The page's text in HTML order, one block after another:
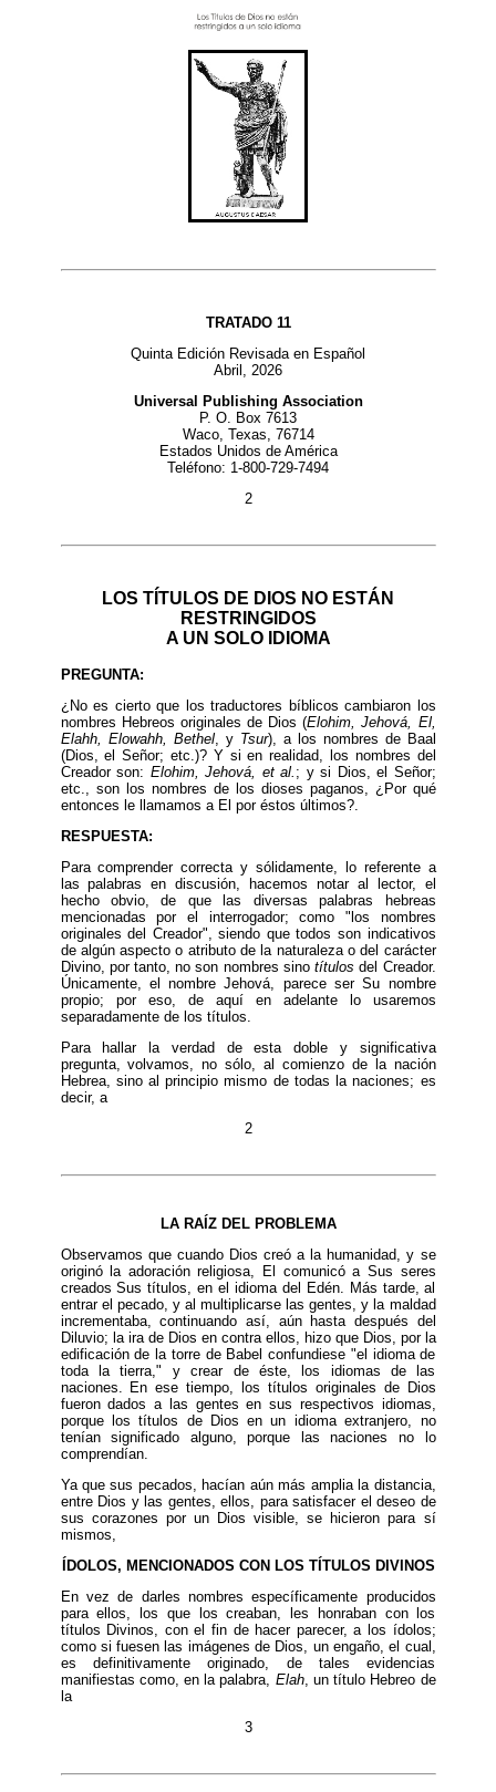
TRATADO 11
Quinta Edición Revisada en Español
Abril, 2026
Universal Publishing Association
P. O. Box 7613
Waco, Texas, 76714
Estados Unidos de América
Teléfono: 1-800-729-7494
2
LOS TÍTULOS DE DIOS NO ESTÁN
RESTRINGIDOS
A UN SOLO IDIOMA
PREGUNTA:
¿No es cierto que los traductores bíblicos cambiaron los
nombres Hebreos originales de Dios (Elohim, Jehová, El,
Elahh, Elowahh, Bethel, y Tsur), a los nombres de Baal
(Dios, el Señor; etc.)? Y si en realidad, los nombres del
Creador son: Elohim, Jehová, et al. ; y si Dios, el Señor;
etc., son los nombres de los dioses paganos, ¿Por qué
entonces le llamamos a El por éstos últimos?.
RESPUESTA:
Para comprender correcta y sólidamente, lo referente a
las palabras en discusión, hacemos notar al lector, el
hecho obvio, de que las diversas palabras hebreas
mencionadas por el interrogador; como "los nombres
originales del Creador", siendo que todos son indicativos
de algún aspecto o atributo de la naturaleza o del carácter
Divino, por tanto, no son nombres sinotítulos del Creador.
Únicamente, el nombre Jehová, parece ser Su nombre
propio; por eso, de aquí en adelante lo usaremos
separadamente de los títulos.
Para hallar la verdad de esta doble y significativa
pregunta, volvamos, no sólo, al comienzo de la nación
Hebrea, sino al principio mismo de todas la naciones; es
decir, a
2
LA RAÍZ DEL PROBLEMA
Observamos que cuando Dios creó a la humanidad, y se
originó la adoración religiosa, El comunicó a Sus seres
creados Sus títulos, en el idioma del Edén. Más tarde, al
entrar el pecado, y al multiplicarse las gentes, y la maldad
incrementaba, continuando así, aún hasta después del
Diluvio; la ira de Dios en contra ellos, hizo que Dios, por la
edificación de la torre de Babel confundiese "el idioma de
toda la tierra," y crear de éste, los idiomas de las
naciones. En ese tiempo, los títulos originales de Dios
fueron dados a las gentes en sus respectivos idiomas,
porque los títulos de Dios en un idioma extranjero, no
tenían significado alguno, porque las naciones no lo
comprendían.
Ya que sus pecados, hacían aún más amplia la distancia,
entre Dios y las gentes, ellos, para satisfacer el deseo de
sus corazones por un Dios visible, se hicieron para sí
mismos,
ÍDOLOS, MENCIONADOS CON LOS TÍTULOS DIVINOS
En vez de darles nombres específicamente producidos
para ellos, los que los creaban, les honraban con los
títulos Divinos, con el fin de hacer parecer, a los ídolos;
como si fuesen las imágenes de Dios, un engaño, el cual,
es definitivamente originado, de tales evidencias
manifiestas como, en la palabra, Elah, un título Hebreo de
la
3